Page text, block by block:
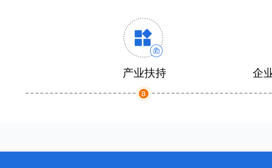
产业扶持 企